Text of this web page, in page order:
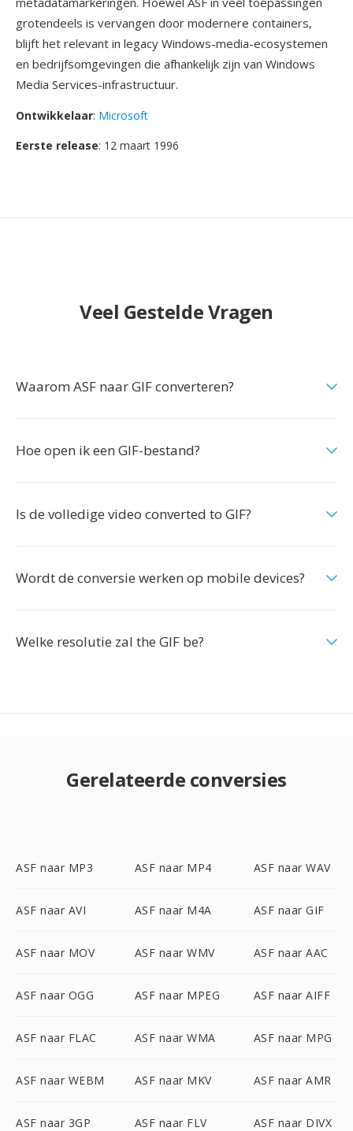
grotendeels is vervangen door modernere containers,
blijft het relevant in legacy Windows-media-ecosystemen
en bedrijfsomgevingen die afhankelijk zijn van Windows
Media Services-infrastructuur.
Ontwikkelaar: Microsoft
Eerste release: 12 maart 1996
Veel Gestelde Vragen
Waarom ASF naar GIF converteren?
Hoe open ik een GIF-bestand?
Is de volledige video converted to GIF?
Wordt de conversie werken op mobile devices?
Welke resolutie zal the GIF be?
Gerelateerde conversies
ASF naar MP3 ASF naar MP4 ASF naar WAV
ASF naar AVI ASF naar M4A ASF naar GIF
ASF naar MOV ASF naar WMV ASF naar AAC
ASF naar OGG ASF naar MPEG ASF naar AIFF
ASF naar FLAC ASF naar WMA ASF naar MPG
ASF naar WEBM ASF naar MKV ASF naar AMR
ASF naar 3GP ASF naar FLV ASF naar DIVX